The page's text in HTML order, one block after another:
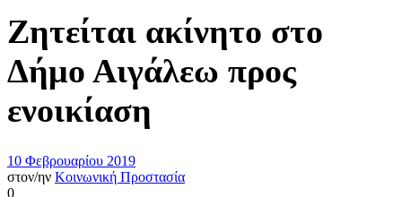
Ζητείται ακίνητο στο
Δήμο Αιγάλεω προς
ενοικίαση
10 Φεβρουαρίου 2019
στον/ην Κοινωνική Προστασία
0